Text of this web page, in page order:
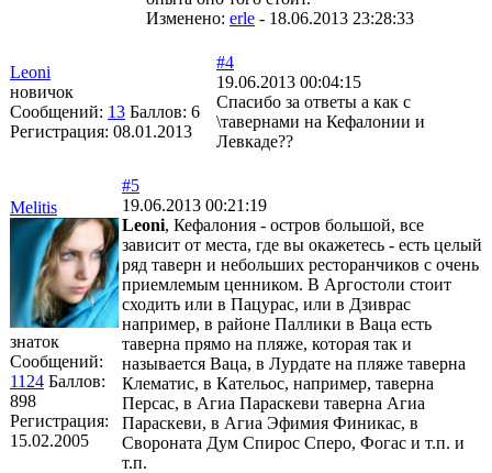
Изменено: erle - 18.06.2013 23:28:33
Leoni
новичок
Сообщений: 13 Баллов: 6
Регистрация: 08.01.2013
#4
19.06.2013 00:04:15
Спасибо за ответы а как с
\тавернами на Кефалонии и
Левкаде??
Melitis
знаток
Сообщений:
1124 Баллов:
898
Регистрация:
15.02.2005
#5
19.06.2013 00:21:19
Leoni, Кефалония - остров большой, все
зависит от места, где вы окажетесь - есть целый
ряд таверн и небольших ресторанчиков с очень
приемлемым ценником. В Аргостоли стоит
сходить или в Пацурас, или в Дзиврас
например, в районе Паллики в Ваца есть
таверна прямо на пляже, которая так и
называется Ваца, в Лурдате на пляже таверна
Клематис, в Кательос, например, таверна
Персас, в Агиа Параскеви таверна Агиа
Параскеви, в Агиа Эфимия Финикас, в
Свороната Дум Спирос Сперо, Фогас и т.п. и
т.п.